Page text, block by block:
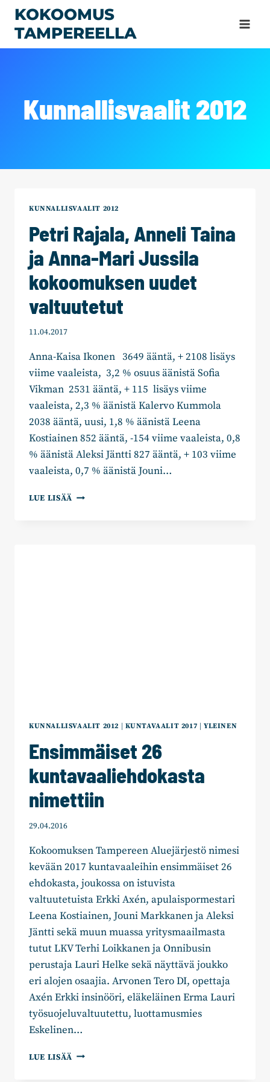
Siirry
sisältöön
KOKOOMUS
TAMPEREELLA
Kunnallisvaalit 2012
KUNNALLISVAALIT 2012
Petri Rajala, Anneli Taina
ja Anna-Mari Jussila
kokoomuksen uudet
valtuutetut
11.04.2017
Anna-Kaisa Ikonen 3649 ääntä, + 2108 lisäys
viime vaaleista, 3,2 % osuus äänistä Sofia
Vikman 2531 ääntä, + 115 lisäys viime
vaaleista, 2,3 % äänistä Kalervo Kummola
2038 ääntä, uusi, 1,8 % äänistä Leena
Kostiainen 852 ääntä, -154 viime vaaleista, 0,8
% äänistä Aleksi Jäntti 827 ääntä, + 103 viime
vaaleista, 0,7 % äänistä Jouni…
LUE LISÄÄ PETRI
KUNNALLISVAALIT 2012 KUNTAVAALIT 2017 |YLEINEN
Ensimmäiset 26
kuntavaaliehdokasta
nimettiin
29.04.2016
Kokoomuksen Tampereen Aluejärjestö nimesi
kevään 2017 kuntavaaleihin ensimmäiset 26
ehdokasta, joukossa on istuvista
valtuutetuista Erkki Axén, apulaispormestari
Leena Kostiainen, Jouni Markkanen ja Aleksi
Jäntti sekä muun muassa yritysmaailmasta
tutut LKV Terhi Loikkanen ja Onnibusin
perustaja Lauri Helke sekä näyttävä joukko
eri alojen osaajia. Arvonen Tero DI, opettaja
Axén Erkki insinööri, eläkeläinen Erma Lauri
työsuojeluvaltuutettu, luottamusmies
Eskelinen…
LUE LISÄÄ ENSIMMÄISET